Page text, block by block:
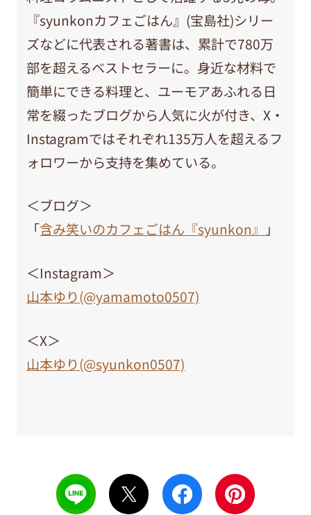
『syunkonカフェごはん』(宝島社)シリー
ズなどに代表される著書は、累計で780万
部を超えるベストセラーに。身近な材料で
簡単にできる料理と、ユーモアあふれる日
常を綴ったブログから人気に火が付き、X・
Instagramではそれぞれ135万人を超えるフ
ォロワーから支持を集めている。
＜ブログ＞
「含み笑いのカフェごはん『syunkon』 」
＜Instagram＞
山本ゆり(@yamamoto0507)
＜X＞
山本ゆり(@syunkon0507)